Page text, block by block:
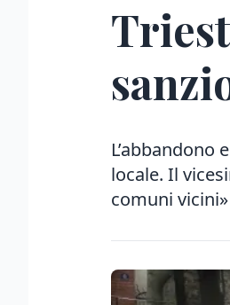
locale. Il
comuni vicini»